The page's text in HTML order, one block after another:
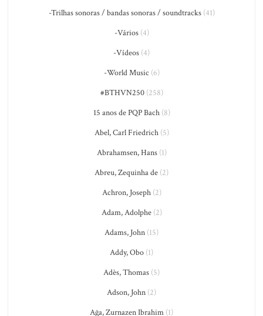
-Trilhas sonoras / bandas sonoras / soundtracks(41)
-Vários(4)
-Vídeos (4)
-World Music (6)
#BTHVN250(258)
15 anos de PQP Bach(8)
Abel, Carl Friedrich(5)
Abrahamsen, Hans(1)
Abreu, Zequinha de (2)
Achron, Joseph(2)
Adam, Adolphe(2)
Adams, John (15)
Addy, Obo (1)
Adès, Thomas (5)
Adson, John (2)
Ağa, Zurnazen Ibrahim (1)